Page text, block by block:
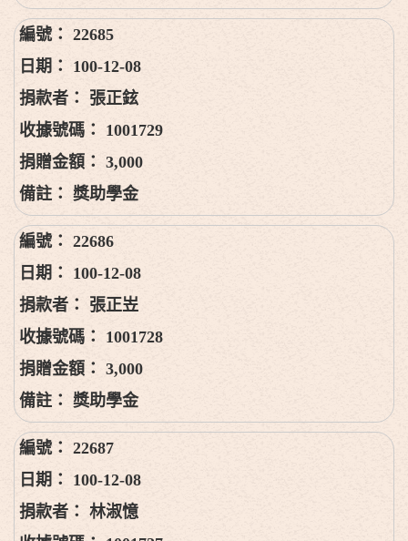
22685
100-12-08
張正鉉
1001729
3,000
獎助學金
22686
100-12-08
張正岦
1001728
3,000
獎助學金
22687
100-12-08
林淑憶